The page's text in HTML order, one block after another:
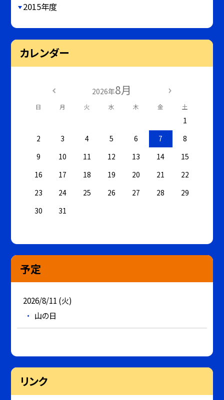
2015年度
カレンダー
2026年8月
日 月 火 水 木 金 土
1
2
3 4 5 6 7
8
9
10 11 12 13 14
15
16
17 18 19 20 21
22
23
24 25 26 27 28
29
30
31
予定
2026/8/11 (火)
山の日
リンク